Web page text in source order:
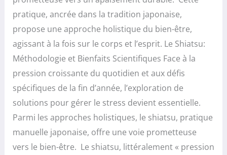
pratique, ancrée dans la tradition japonaise,
propose une approche holistique du bien-être,
agissant à la fois sur le corps et l’esprit. Le Shiatsu:
Méthodologie et Bienfaits Scientifiques Face à la
pression croissante du quotidien et aux défis
spécifiques de la fin d’année, l’exploration de
solutions pour gérer le stress devient essentielle.
Parmi les approches holistiques, le shiatsu, pratique
manuelle japonaise, offre une voie prometteuse
vers le bien-être. Le shiatsu, littéralement « pression